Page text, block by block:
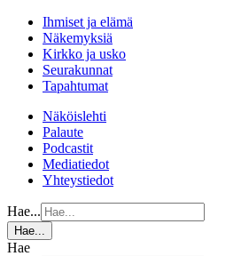
Ihmiset ja elämä
Näkemyksiä
Kirkko ja usko
Seurakunnat
Tapahtumat
Näköislehti
Palaute
Podcastit
Mediatiedot
Yhteystiedot
Hae...
Hae...
Hae